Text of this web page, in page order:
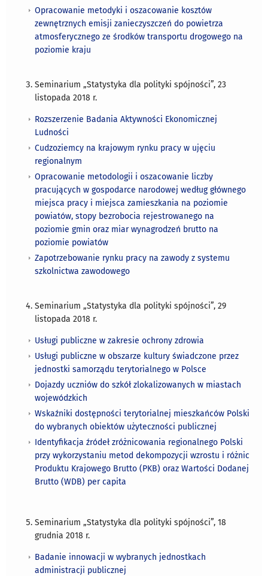
Opracowanie metodyki i oszacowanie kosztów
zewnętrznych emisji zanieczyszczeń do powietrza
atmosferycznego ze środków transportu drogowego na
poziomie kraju
Seminarium „Statystyka dla polityki spójności”, 23
listopada 2018 r.
Rozszerzenie Badania Aktywności Ekonomicznej
Ludności
Cudzoziemcy na krajowym rynku pracy w ujęciu
regionalnym
Opracowanie metodologii i oszacowanie liczby
pracujących w gospodarce narodowej według głównego
miejsca pracy i miejsca zamieszkania na poziomie
powiatów, stopy bezrobocia rejestrowanego na
poziomie gmin oraz miar wynagrodzeń brutto na
poziomie powiatów
Zapotrzebowanie rynku pracy na zawody z systemu
szkolnictwa zawodowego
Seminarium „Statystyka dla polityki spójności”, 29
listopada 2018 r.
Usługi publiczne w zakresie ochrony zdrowia
Usługi publiczne w obszarze kultury świadczone przez
jednostki samorządu terytorialnego w Polsce
Dojazdy uczniów do szkół zlokalizowanych w miastach
wojewódzkich
Wskaźniki dostępności terytorialnej mieszkańców Polski
do wybranych obiektów użyteczności publicznej
Identyfikacja źródeł zróżnicowania regionalnego Polski
przy wykorzystaniu metod dekompozycji wzrostu i różnic
Produktu Krajowego Brutto (PKB) oraz Wartości Dodanej
Brutto (WDB) per capita
Seminarium „Statystyka dla polityki spójności”, 18
grudnia 2018 r.
Badanie innowacji w wybranych jednostkach
administracji publicznej